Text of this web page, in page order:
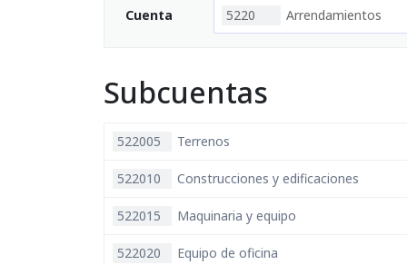
Cuenta 5220 Arrendamientos
Subcuentas
522005 Terrenos
522010 Construcciones y edificaciones
522015 Maquinaria y equipo
522020 Equipo de oficina